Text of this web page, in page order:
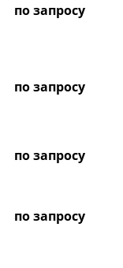
по запросу
по запросу
по запросу
по запросу